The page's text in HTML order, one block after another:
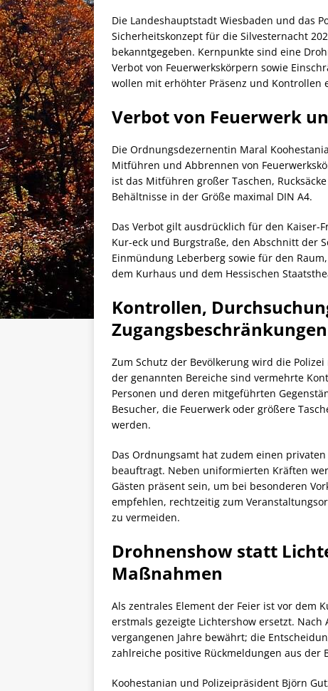
Die Landeshauptstadt Wiesbaden und das
Sicherheitskonzept für die Silvesternacht
bekanntgegeben. Kernpunkte sind eine
Verbot von Feuerwerkskörpern sowie
wollen mit erhöhter Präsenz und Kontrollen
Verbot von Feuerwerk
Die Ordnungsdezernentin Maral
Mitführen und Abbrennen von
ist das Mitführen großer Taschen,
Behältnisse in der Größe maximal DIN A4.
Das Verbot gilt ausdrücklich für den Kaiser-
Kur-eck und Burgstraße, den Abschnitt der
Einmündung Leberberg sowie für den
dem Kurhaus und dem Hessischen
Kontrollen,
Zugangsbeschränkungen
Zum Schutz der Bevölkerung wird die
der genannten Bereiche sind vermehrte
Personen und deren mitgeführten
Besucher, die Feuerwerk oder größere
werden.
Das Ordnungsamt hat zudem einen
beauftragt. Neben uniformierten Kräften
Gästen präsent sein, um bei besonderen
empfehlen, rechtzeitig zum
zu vermeiden.
Drohnenshow statt
Maßnahmen
Als zentrales Element der Feier ist vor dem
erstmals gezeigte Lichtershow ersetzt.
vergangenen Jahre bewährt; die
zahlreiche positive Rückmeldungen aus der
Koohestanian und Polizeipräsident Björn